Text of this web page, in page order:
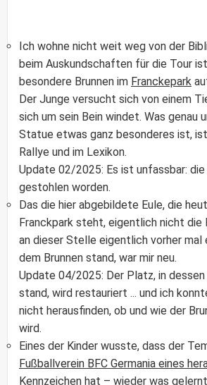
Ich wohne nicht weit weg von der
beim Auskundschaften für die Tour
besondere Brunnen im Franckepark
Der Junge versucht sich von einem
sich um sein Bein windet. Was genau
Statue etwas ganz besonderes ist,
Rallye und im Lexikon.
Update 02/2025: Es ist unfassbar:
gestohlen worden.
Das die hier abgebildete Eule, die
Franckpark steht, eigentlich nicht die
an dieser Stelle eigentlich vorher mal
dem Brunnen stand, war mir neu.
Update 04/2025: Der Platz, in
stand, wird restauriert ... und ich
nicht herausfinden, ob und wie der
wird.
Eines der Kinder wusste, dass der
Fußballverein BFC Germania eines
Kennzeichen hat – wieder was